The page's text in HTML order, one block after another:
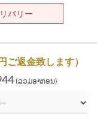
バリー
返金致します）
(ລວມອາກອນ)